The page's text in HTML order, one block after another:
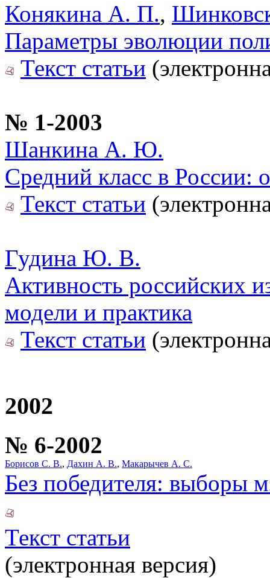
Конякина А. П.,
Параметры эволюции
Текст статьи
№ 1-2003
Шанкина А. Ю.
Средний класс в России:
Текст статьи
Гудина Ю. В.
Активность российских
модели и практика
Текст статьи
2002
№ 6-2002
Борисов С. В., Дахин А. В., Макарычев А. С.
Без победителя: выборы
Текст статьи
(электронная версия)